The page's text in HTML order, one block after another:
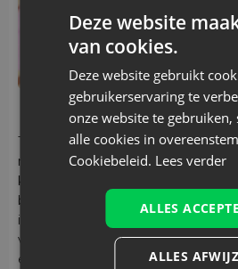
Bloemen van
Ten tweede kunnen van organza
maar heel effectvolle bloemen
kunnen dienen als decoratie op
bijouteriekistje, maar ook als een
in de styling - de bloem kan aan
vastgenaaid of erop worden
een veiligheidsspeld, op die manier
Deze website
van cookies.
Deze website gebruikt
gebruikerservaring te
onze website te
alle cookies in
Cookiebeleid. Lees verder
ALLES
ALLES